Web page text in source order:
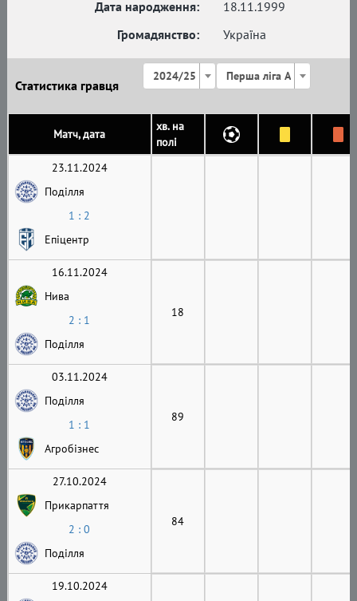
Дата народження:
18.11.1999
Громадянство:
Україна
Статистика гравця
2024/25 Перша ліга А
Матч, дата
хв. на
полі
23.11.2024
Поділля
1 : 2
Епіцентр
16.11.2024
Нива
2 : 1
Поділля
18
03.11.2024
Поділля
1 : 1
Агробізнес
89
27.10.2024
Прикарпаття
2 : 0
Поділля
84
19.10.2024